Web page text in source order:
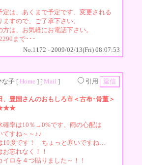
は、あくまで予定です、変更される
ますので、ご了承下さい。
方は、お気軽にお電話下さい。
まで･･･
No.1172 - 2009/02/13(Fri) 08:07:53
な子 [ Home ] [ Mail ] 引用
豊国さんのおもしろ市＜古布･骨董＞
★★★
確率は10％→0%です、雨の心配は
てすね～～♪♪
10度です！ ちょっと寒いですね…
忘れなく！！
イロを４つ貼りました～！！